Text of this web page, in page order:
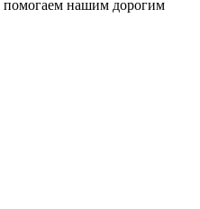
помогаем нашим дорогим